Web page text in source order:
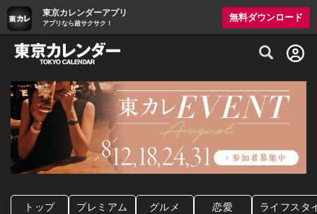
東京カレンダーアプリ
アプリなら超サクサク！
無料ダウンロード
グルメ情報・プレミアムレストラン予約
トップ プレミアム グルメ 恋愛 ライフスタ